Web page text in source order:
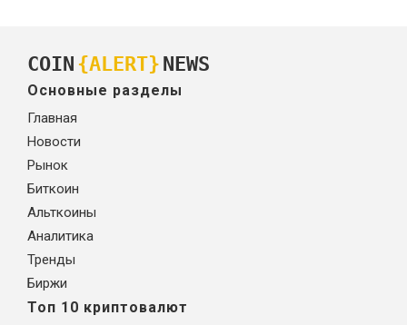
COIN {ALERT} NEWS
Основные разделы
Главная
Новости
Рынок
Биткоин
Альткоины
Аналитика
Тренды
Биржи
Топ 10 криптовалют